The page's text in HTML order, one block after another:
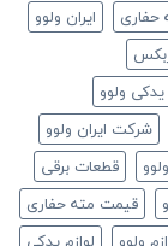
حفاری
ایران ولوو
ولوو
شرکت ایران ولوو
قطعات برقی
قیمت مته حفاری